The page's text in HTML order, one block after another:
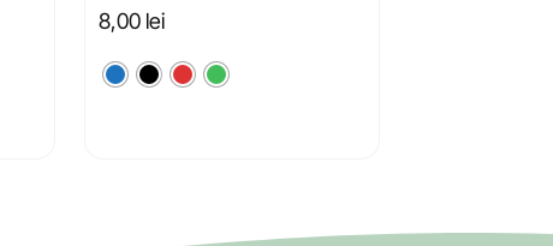
8,00 lei